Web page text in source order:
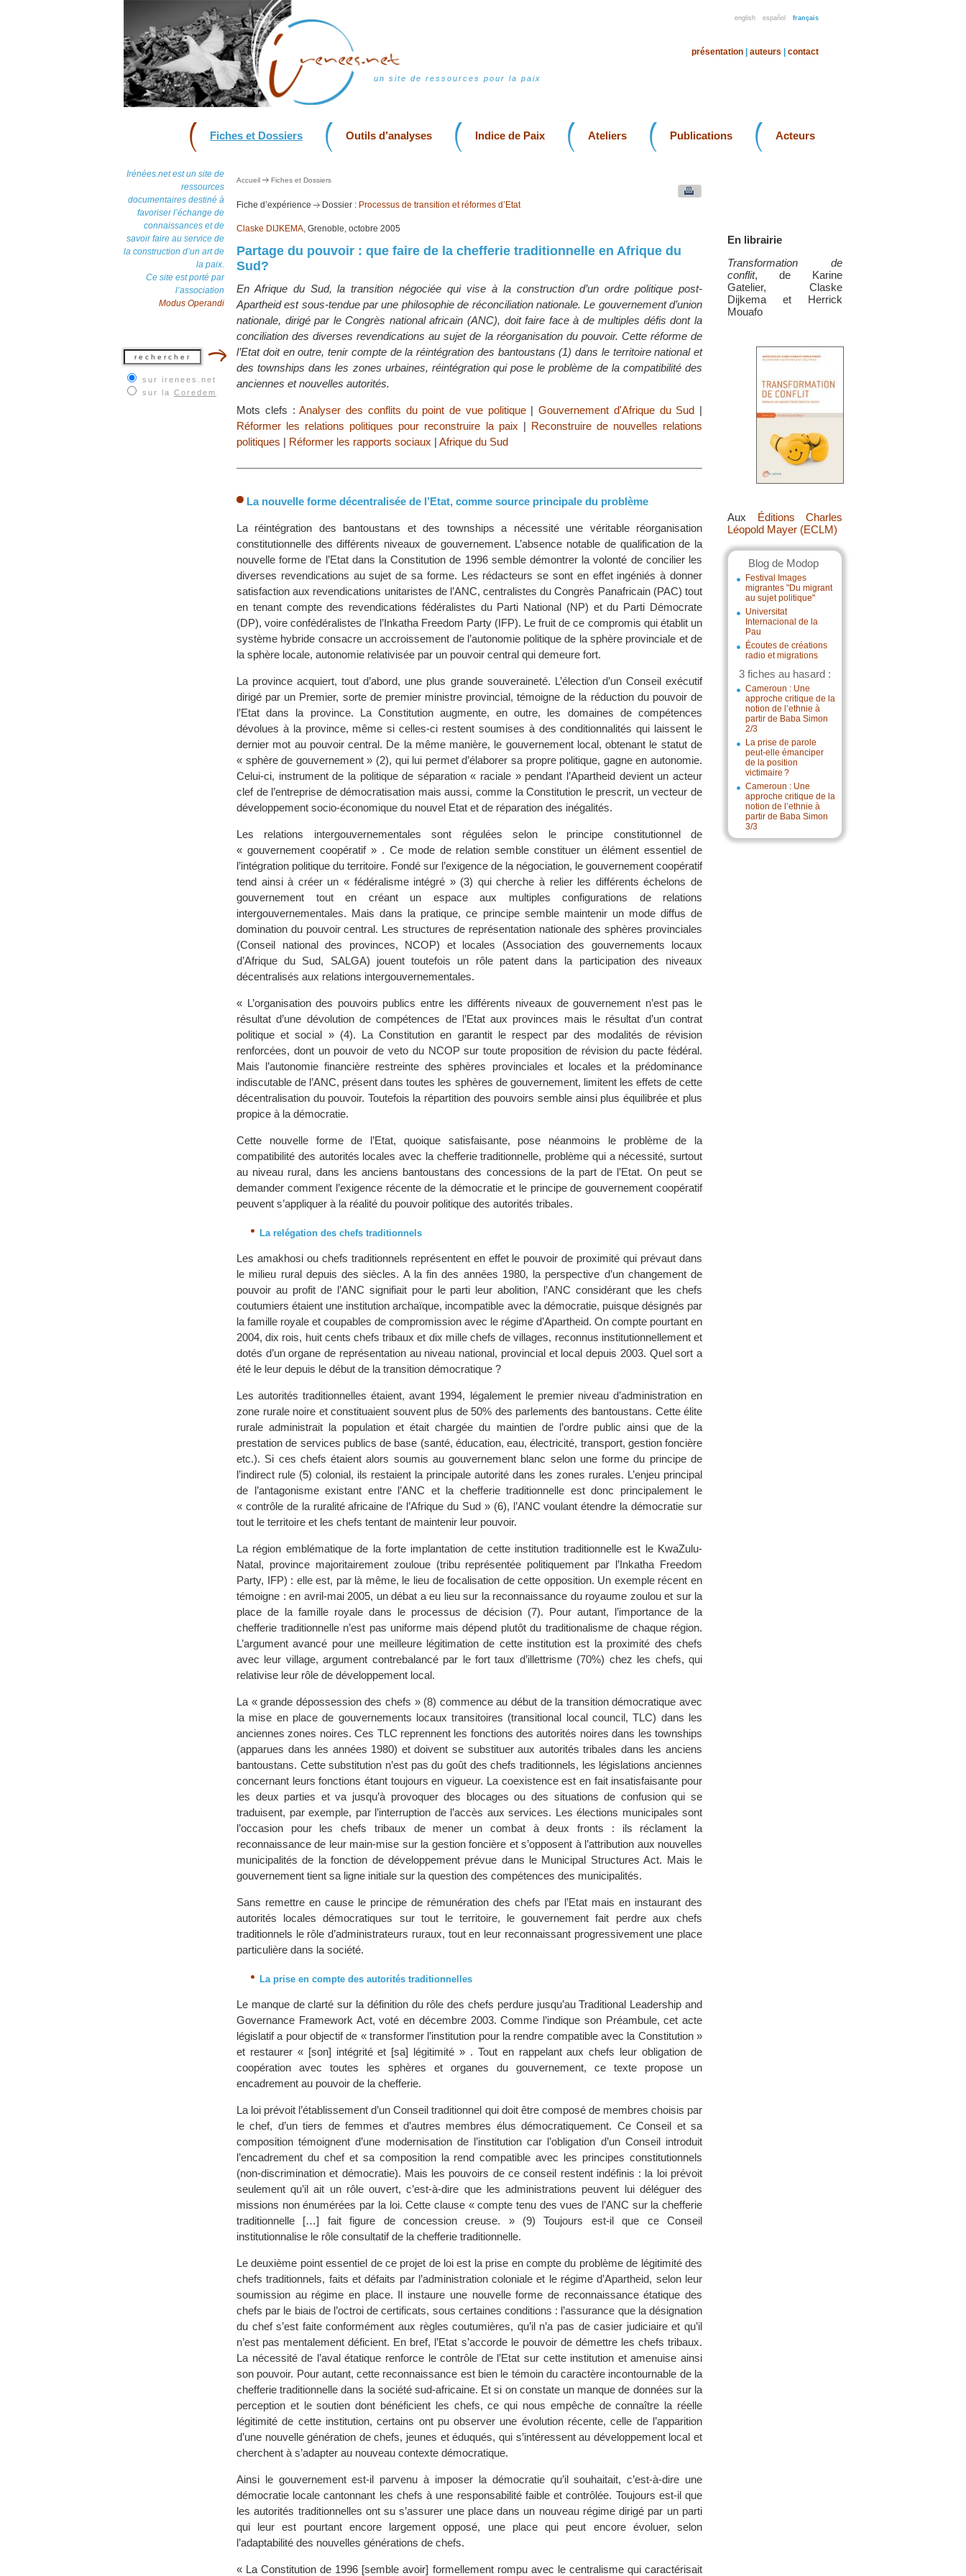
english español français
un site de ressources pour la paix
présentation auteurs contact
Fiches et Dossiers Outils d’analyses Indice de Paix Ateliers Publications Acteurs
Irénées.net est un site de
ressources
documentaires destiné à
favoriser l’échange de
connaissances et de
savoir faire au service de
la construction d’un art de
la paix.
Ce site est porté par
l’association
Modus Operandi
sur irenees.net
sur la Coredem
En librairie
Transformation de
conflit, de Karine
Gatelier, Claske
Dijkema et Herrick
Mouafo
Aux Éditions Charles
Léopold Mayer (ECLM)
Blog de Modop
Festival Images
migrantes "Du migrant
au sujet politique"
Universitat
Internacional de la
Pau
Écoutes de créations
radio et migrations
3 fiches au hasard :
Cameroun : Une
approche critique de la
notion de l’ethnie à
partir de Baba Simon
2/3
La prise de parole
peut-elle émanciper
de la position
victimaire ?
Cameroun : Une
approche critique de la
notion de l’ethnie à
partir de Baba Simon
3/3
Accueil Fiches et Dossiers
Fiche d’expérience Dossier : Processus de transition et réformes d’Etat
Claske DIJKEMA, Grenoble, octobre 2005
Partage du pouvoir : que faire de la chefferie traditionnelle en Afrique du
Sud?
En Afrique du Sud, la transition négociée qui vise à la construction d’un ordre politique post-
Apartheid est sous-tendue par une philosophie de réconciliation nationale. Le gouvernement d’union
nationale, dirigé par le Congrès national africain (ANC), doit faire face à de multiples défis dont la
conciliation des diverses revendications au sujet de la réorganisation du pouvoir. Cette réforme de
l’Etat doit en outre, tenir compte de la réintégration des bantoustans (1) dans le territoire national et
des townships dans les zones urbaines, réintégration qui pose le problème de la compatibilité des
anciennes et nouvelles autorités.
Mots clefs :Analyser des conflits du point de vue politique| Gouvernement d'Afrique du Sud |
Réformer les relations politiques pour reconstruire la paix | Reconstruire de nouvelles relations
politiques | Réformer les rapports sociaux | Afrique du Sud
La nouvelle forme décentralisée de l’Etat, comme source principale du problème
La réintégration des bantoustans et des townships a nécessité une véritable réorganisation
constitutionnelle des différents niveaux de gouvernement. L’absence notable de qualification de la
nouvelle forme de l’Etat dans la Constitution de 1996 semble démontrer la volonté de concilier les
diverses revendications au sujet de sa forme. Les rédacteurs se sont en effet ingéniés à donner
satisfaction aux revendications unitaristes de l’ANC, centralistes du Congrès Panafricain (PAC) tout
en tenant compte des revendications fédéralistes du Parti National (NP) et du Parti Démocrate
(DP), voire confédéralistes de l’Inkatha Freedom Party (IFP). Le fruit de ce compromis qui établit un
système hybride consacre un accroissement de l’autonomie politique de la sphère provinciale et de
la sphère locale, autonomie relativisée par un pouvoir central qui demeure fort.
La province acquiert, tout d’abord, une plus grande souveraineté. L’élection d’un Conseil exécutif
dirigé par un Premier, sorte de premier ministre provincial, témoigne de la réduction du pouvoir de
l’Etat dans la province. La Constitution augmente, en outre, les domaines de compétences
dévolues à la province, même si celles-ci restent soumises à des conditionnalités qui laissent le
dernier mot au pouvoir central. De la même manière, le gouvernement local, obtenant le statut de
« sphère de gouvernement » (2), qui lui permet d’élaborer sa propre politique, gagne en autonomie.
Celui-ci, instrument de la politique de séparation « raciale » pendant l’Apartheid devient un acteur
clef de l’entreprise de démocratisation mais aussi, comme la Constitution le prescrit, un vecteur de
développement socio-économique du nouvel Etat et de réparation des inégalités.
Les relations intergouvernementales sont régulées selon le principe constitutionnel de
« gouvernement coopératif » . Ce mode de relation semble constituer un élément essentiel de
l’intégration politique du territoire. Fondé sur l’exigence de la négociation, le gouvernement coopératif
tend ainsi à créer un « fédéralisme intégré » (3) qui cherche à relier les différents échelons de
gouvernement tout en créant un espace aux multiples configurations de relations
intergouvernementales. Mais dans la pratique, ce principe semble maintenir un mode diffus de
domination du pouvoir central. Les structures de représentation nationale des sphères provinciales
(Conseil national des provinces, NCOP) et locales (Association des gouvernements locaux
d’Afrique du Sud, SALGA) jouent toutefois un rôle patent dans la participation des niveaux
décentralisés aux relations intergouvernementales.
« L’organisation des pouvoirs publics entre les différents niveaux de gouvernement n’est pas le
résultat d’une dévolution de compétences de l’Etat aux provinces mais le résultat d’un contrat
politique et social » (4). La Constitution en garantit le respect par des modalités de révision
renforcées, dont un pouvoir de veto du NCOP sur toute proposition de révision du pacte fédéral.
Mais l’autonomie financière restreinte des sphères provinciales et locales et la prédominance
indiscutable de l’ANC, présent dans toutes les sphères de gouvernement, limitent les effets de cette
décentralisation du pouvoir. Toutefois la répartition des pouvoirs semble ainsi plus équilibrée et plus
propice à la démocratie.
Cette nouvelle forme de l’Etat, quoique satisfaisante, pose néanmoins le problème de la
compatibilité des autorités locales avec la chefferie traditionnelle, problème qui a nécessité, surtout
au niveau rural, dans les anciens bantoustans des concessions de la part de l’Etat. On peut se
demander comment l’exigence récente de la démocratie et le principe de gouvernement coopératif
peuvent s’appliquer à la réalité du pouvoir politique des autorités tribales.
La relégation des chefs traditionnels
Les amakhosi ou chefs traditionnels représentent en effet le pouvoir de proximité qui prévaut dans
le milieu rural depuis des siècles. A la fin des années 1980, la perspective d’un changement de
pouvoir au profit de l’ANC signifiait pour le parti leur abolition, l’ANC considérant que les chefs
coutumiers étaient une institution archaïque, incompatible avec la démocratie, puisque désignés par
la famille royale et coupables de compromission avec le régime d’Apartheid. On compte pourtant en
2004, dix rois, huit cents chefs tribaux et dix mille chefs de villages, reconnus institutionnellement et
dotés d’un organe de représentation au niveau national, provincial et local depuis 2003. Quel sort a
été le leur depuis le début de la transition démocratique ?
Les autorités traditionnelles étaient, avant 1994, légalement le premier niveau d’administration en
zone rurale noire et constituaient souvent plus de 50% des parlements des bantoustans. Cette élite
rurale administrait la population et était chargée du maintien de l’ordre public ainsi que de la
prestation de services publics de base (santé, éducation, eau, électricité, transport, gestion foncière
etc.). Si ces chefs étaient alors soumis au gouvernement blanc selon une forme du principe de
l’indirect rule (5) colonial, ils restaient la principale autorité dans les zones rurales. L’enjeu principal
de l’antagonisme existant entre l’ANC et la chefferie traditionnelle est donc principalement le
« contrôle de la ruralité africaine de l’Afrique du Sud » (6), l’ANC voulant étendre la démocratie sur
tout le territoire et les chefs tentant de maintenir leur pouvoir.
La région emblématique de la forte implantation de cette institution traditionnelle est le KwaZulu-
Natal, province majoritairement zouloue (tribu représentée politiquement par l’Inkatha Freedom
Party, IFP) : elle est, par là même, le lieu de focalisation de cette opposition. Un exemple récent en
témoigne : en avril-mai 2005, un débat a eu lieu sur la reconnaissance du royaume zoulou et sur la
place de la famille royale dans le processus de décision (7). Pour autant, l’importance de la
chefferie traditionnelle n’est pas uniforme mais dépend plutôt du traditionalisme de chaque région.
L’argument avancé pour une meilleure légitimation de cette institution est la proximité des chefs
avec leur village, argument contrebalancé par le fort taux d’illettrisme (70%) chez les chefs, qui
relativise leur rôle de développement local.
La « grande dépossession des chefs » (8) commence au début de la transition démocratique avec
la mise en place de gouvernements locaux transitoires (transitional local council, TLC) dans les
anciennes zones noires. Ces TLC reprennent les fonctions des autorités noires dans les townships
(apparues dans les années 1980) et doivent se substituer aux autorités tribales dans les anciens
bantoustans. Cette substitution n’est pas du goût des chefs traditionnels, les législations anciennes
concernant leurs fonctions étant toujours en vigueur. La coexistence est en fait insatisfaisante pour
les deux parties et va jusqu’à provoquer des blocages ou des situations de confusion qui se
traduisent, par exemple, par l’interruption de l’accès aux services. Les élections municipales sont
l’occasion pour les chefs tribaux de mener un combat à deux fronts : ils réclament la
reconnaissance de leur main-mise sur la gestion foncière et s’opposent à l’attribution aux nouvelles
municipalités de la fonction de développement prévue dans le Municipal Structures Act. Mais le
gouvernement tient sa ligne initiale sur la question des compétences des municipalités.
Sans remettre en cause le principe de rémunération des chefs par l’Etat mais en instaurant des
autorités locales démocratiques sur tout le territoire, le gouvernement fait perdre aux chefs
traditionnels le rôle d’administrateurs ruraux, tout en leur reconnaissant progressivement une place
particulière dans la société.
La prise en compte des autorités traditionnelles
Le manque de clarté sur la définition du rôle des chefs perdure jusqu’au Traditional Leadership and
Governance Framework Act, voté en décembre 2003. Comme l’indique son Préambule, cet acte
législatif a pour objectif de « transformer l’institution pour la rendre compatible avec la Constitution »
et restaurer « [son] intégrité et [sa] légitimité » . Tout en rappelant aux chefs leur obligation de
coopération avec toutes les sphères et organes du gouvernement, ce texte propose un
encadrement au pouvoir de la chefferie.
La loi prévoit l’établissement d’un Conseil traditionnel qui doit être composé de membres choisis par
le chef, d’un tiers de femmes et d’autres membres élus démocratiquement. Ce Conseil et sa
composition témoignent d’une modernisation de l’institution car l’obligation d’un Conseil introduit
l’encadrement du chef et sa composition la rend compatible avec les principes constitutionnels
(non-discrimination et démocratie). Mais les pouvoirs de ce conseil restent indéfinis : la loi prévoit
seulement qu’il ait un rôle ouvert, c’est-à-dire que les administrations peuvent lui déléguer des
missions non énumérées par la loi. Cette clause « compte tenu des vues de l’ANC sur la chefferie
traditionnelle […] fait figure de concession creuse. » (9) Toujours est-il que ce Conseil
institutionnalise le rôle consultatif de la chefferie traditionnelle.
Le deuxième point essentiel de ce projet de loi est la prise en compte du problème de légitimité des
chefs traditionnels, faits et défaits par l’administration coloniale et le régime d’Apartheid, selon leur
soumission au régime en place. Il instaure une nouvelle forme de reconnaissance étatique des
chefs par le biais de l’octroi de certificats, sous certaines conditions : l’assurance que la désignation
du chef s’est faite conformément aux règles coutumières, qu’il n’a pas de casier judiciaire et qu’il
n’est pas mentalement déficient. En bref, l’Etat s’accorde le pouvoir de démettre les chefs tribaux.
La nécessité de l’aval étatique renforce le contrôle de l’Etat sur cette institution et amenuise ainsi
son pouvoir. Pour autant, cette reconnaissance est bien le témoin du caractère incontournable de la
chefferie traditionnelle dans la société sud-africaine. Et si on constate un manque de données sur la
perception et le soutien dont bénéficient les chefs, ce qui nous empêche de connaître la réelle
légitimité de cette institution, certains ont pu observer une évolution récente, celle de l’apparition
d’une nouvelle génération de chefs, jeunes et éduqués, qui s’intéressent au développement local et
cherchent à s’adapter au nouveau contexte démocratique.
Ainsi le gouvernement est-il parvenu à imposer la démocratie qu’il souhaitait, c’est-à-dire une
démocratie locale cantonnant les chefs à une responsabilité faible et contrôlée. Toujours est-il que
les autorités traditionnelles ont su s’assurer une place dans un nouveau régime dirigé par un parti
qui leur est pourtant encore largement opposé, une place qui peut encore évoluer, selon
l’adaptabilité des nouvelles générations de chefs.
« La Constitution de 1996 [semble avoir] formellement rompu avec le centralisme qui caractérisait